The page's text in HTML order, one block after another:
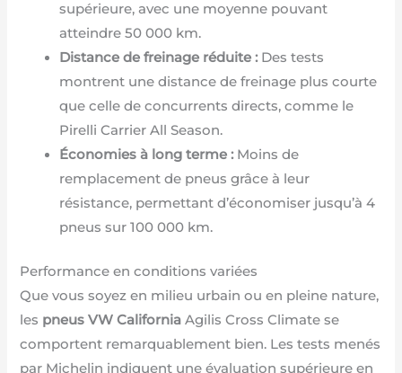
supérieure, avec une moyenne pouvant
atteindre 50 000 km.
Distance de freinage réduite :Des tests
montrent une distance de freinage plus courte
que celle de concurrents directs, comme le
Pirelli Carrier All Season.
Économies à long terme :Moins de
remplacement de pneus grâce à leur
résistance, permettant d’économiser jusqu’à 4
pneus sur 100 000 km.
Performance en conditions variées
Que vous soyez en milieu urbain ou en pleine nature,
les pneus VW California Agilis Cross Climate se
comportent remarquablement bien. Les tests menés
par Michelin indiquent une évaluation supérieure en